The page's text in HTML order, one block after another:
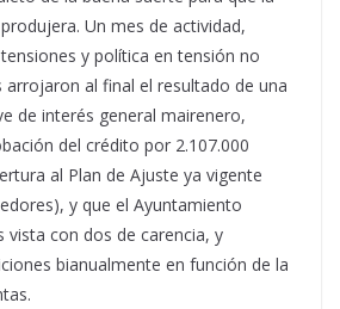
Un mes de actividad,
y política en tensión no
al final el resultado de una
de interés general mairenero,
del crédito por 2.107.000
al Plan de Ajuste ya vigente
y que el Ayuntamiento
vista con dos de carencia, y
bianualmente en función de la